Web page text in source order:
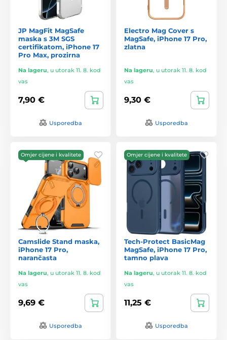
JP MagFit MagSafe
maska s 3M SGS
certifikatom, iPhone 17
Pro Max, prozirna
Na lageru, u utorak 11. 8. kod
vas
7,90 €
Usporedba
Electro Mag Cover s
MagSafe, iPhone 17 Pro,
zlatna
Na lageru, u utorak 11. 8. kod
vas
9,30 €
Usporedba
Omjer cijene i kvalitete
Camslide Stand maska,
iPhone 17 Pro,
narančasta
Na lageru, u utorak 11. 8. kod
vas
9,69 €
Usporedba
Omjer cijene i kvalitete
Tech-Protect BasicMag
MagSafe, iPhone 17 Pro,
tamno plava
Na lageru, u utorak 11. 8. kod
vas
11,25 €
Usporedba